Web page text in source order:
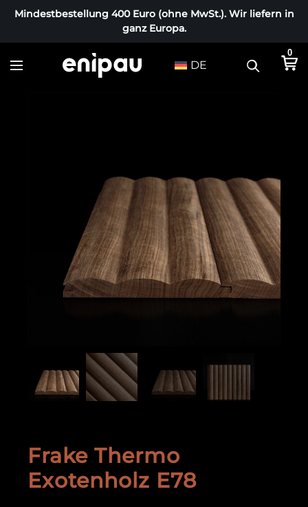
Mindestbestellung 400 Euro (ohne MwSt.). Wir liefern in
ganz Europa.
DE
0
Frake Thermo
Exotenholz E78